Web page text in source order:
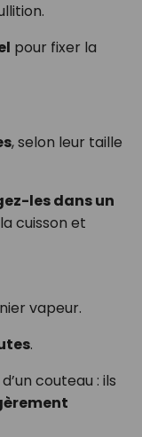
pour fixer la
, selon leur taille
les dans un
cuisson et
vapeur.
.
couteau : ils